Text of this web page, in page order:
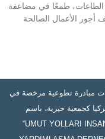
الطاعات، طمعًا في مضاعفة
أجور الأعمال الصالحة
مبادرة تطوعية مرخصة في
كجمعية خيرية، باسم
“UMUT YOLLARI